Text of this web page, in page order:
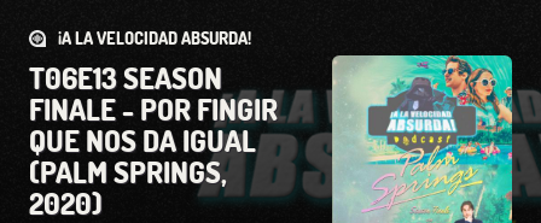
¡A LA VELOCIDAD ABSURDA!
T06E13 SEASON
FINALE - POR FINGIR
QUE NOS DA IGUAL
(PALM SPRINGS,
2020)